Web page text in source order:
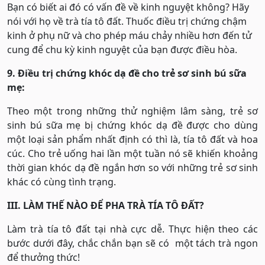
Bạn có biết ai đó có vấn đề về kinh nguyệt không? Hãy
nói với họ về trà tía tô đất. Thuốc điều trị chứng chậm
kinh ở phụ nữ và cho phép máu chảy nhiều hơn đến tử
cung để chu kỳ kinh nguyệt của bạn được điều hòa.
9. Điều trị chứng khóc dạ đề cho trẻ sơ sinh bú sữa
mẹ:
Theo một trong những thử nghiệm lâm sàng, trẻ sơ
sinh bú sữa mẹ bị chứng khóc dạ đề được cho dùng
một loại sản phẩm nhất định có thì là, tía tô đất và hoa
cúc. Cho trẻ uống hai lần một tuần nó sẽ khiến khoảng
thời gian khóc dạ đề ngắn hơn so với những trẻ sơ sinh
khác có cùng tình trạng.
III. LÀM THẾ NÀO ĐỂ PHA TRÀ TÍA TÔ ĐẤT?
Làm trà tía tô đất tại nhà cực dễ. Thực hiện theo các
bước dưới đây, chắc chắn bạn sẽ có một tách trà ngon
để thưởng thức!